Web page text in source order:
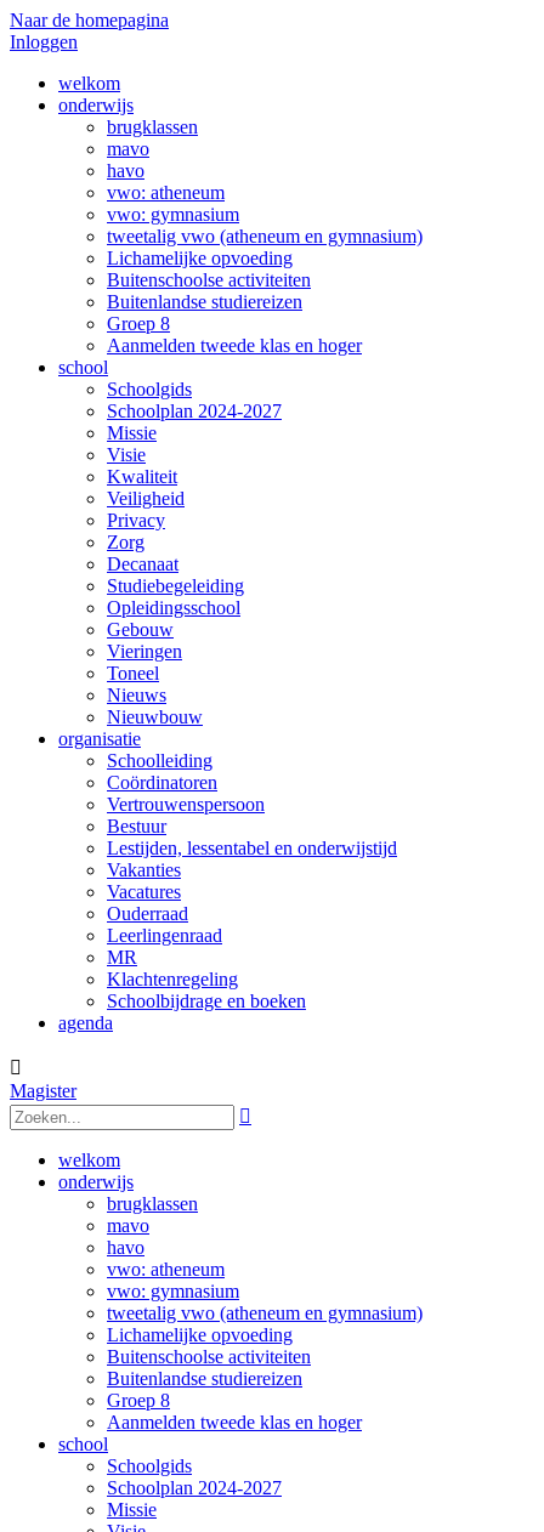
Naar de homepagina
Inloggen
welkom
onderwijs
brugklassen
mavo
havo
vwo: atheneum
vwo: gymnasium
tweetalig vwo (atheneum en gymnasium)
Lichamelijke opvoeding
Buitenschoolse activiteiten
Buitenlandse studiereizen
Groep 8
Aanmelden tweede klas en hoger
school
Schoolgids
Schoolplan 2024-2027
Missie
Visie
Kwaliteit
Veiligheid
Privacy
Zorg
Decanaat
Studiebegeleiding
Opleidingsschool
Gebouw
Vieringen
Toneel
Nieuws
Nieuwbouw
organisatie
Schoolleiding
Coördinatoren
Vertrouwenspersoon
Bestuur
Lestijden, lessentabel en onderwijstijd
Vakanties
Vacatures
Ouderraad
Leerlingenraad
MR
Klachtenregeling
Schoolbijdrage en boeken
agenda

Magister

welkom
onderwijs
brugklassen
mavo
havo
vwo: atheneum
vwo: gymnasium
tweetalig vwo (atheneum en gymnasium)
Lichamelijke opvoeding
Buitenschoolse activiteiten
Buitenlandse studiereizen
Groep 8
Aanmelden tweede klas en hoger
school
Schoolgids
Schoolplan 2024-2027
Missie